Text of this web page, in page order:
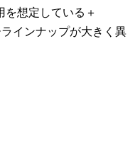
を想定している＋
インナップが大きく異